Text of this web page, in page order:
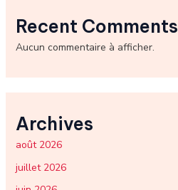
Recent Comments
Aucun commentaire à afficher.
Archives
août 2026
juillet 2026